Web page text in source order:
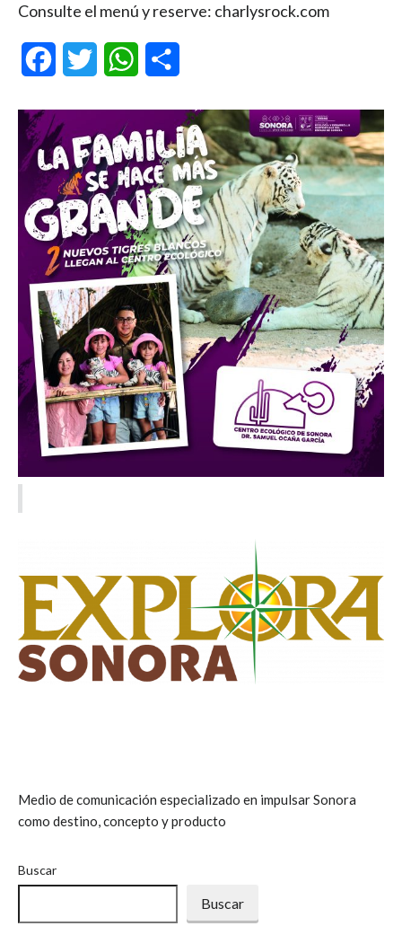
Consulte el menú y reserve: charlysrock.com
FacebookTwitter WhatsApp
Medio de comunicación especializado en impulsar Sonora
como destino, concepto y producto
Buscar
Buscar